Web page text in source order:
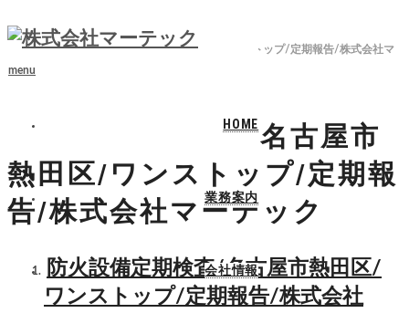
menu
HOME
業務案内
会社情報
ブログ
防火設備定期検査/名古屋市熱田区/ワンストップ/定期報告/株式会社マ
防火設備定期検査/名古屋市
熱田区/ワンストップ/定期報
告/株式会社マーテック
防火設備定期検査/名古屋市熱田区/
ワンストップ/定期報告/株式会社